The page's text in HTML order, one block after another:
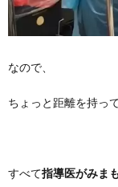
なので、
ちょっと距離を持っ
すべて指導医がみま